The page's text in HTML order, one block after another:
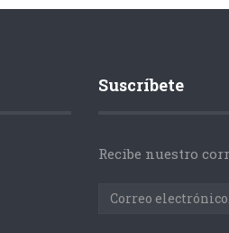
Suscríbete
Recibe nuestro